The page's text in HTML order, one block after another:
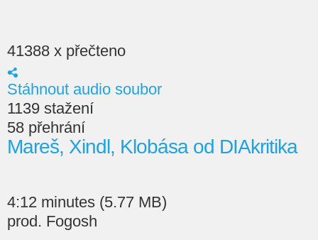
41388 x přečteno
Stáhnout audio soubor
1139 stažení
58 přehrání
Mareš, Xindl, Klobása od DIAkritika
4:12 minutes (5.77 MB)
prod. Fogosh